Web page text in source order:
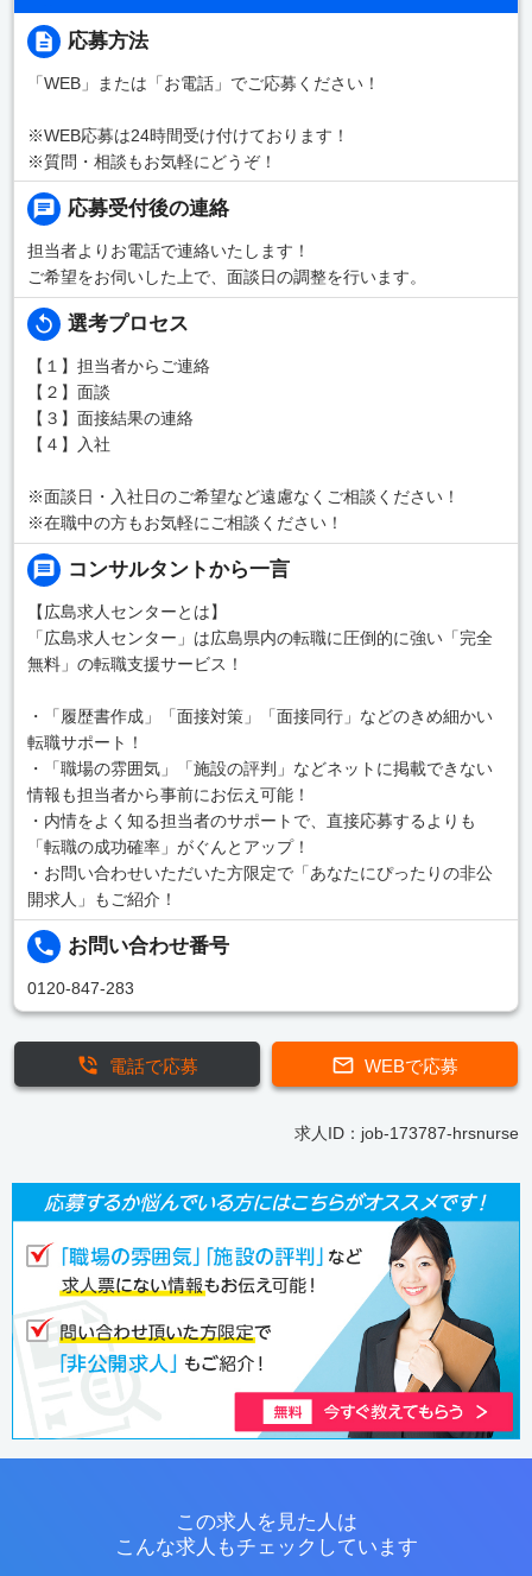
応募方法
「WEB」または「お電話」でご応募ください！
※WEB応募は24時間受け付けております！
※質問・相談もお気軽にどうぞ！
応募受付後の連絡
担当者よりお電話で連絡いたします！
ご希望をお伺いした上で、面談日の調整を行います。
選考プロセス
【１】担当者からご連絡
【２】面談
【３】面接結果の連絡
【４】入社
※面談日・入社日のご希望など遠慮なくご相談ください！
※在職中の方もお気軽にご相談ください！
コンサルタントから一言
【広島求人センターとは】
「広島求人センター」は広島県内の転職に圧倒的に強い「完全
無料」の転職支援サービス！
・「履歴書作成」「面接対策」「面接同行」などのきめ細かい
転職サポート！
・「職場の雰囲気」「施設の評判」などネットに掲載できない
情報も担当者から事前にお伝え可能！
・内情をよく知る担当者のサポートで、直接応募するよりも
「転職の成功確率」がぐんとアップ！
・お問い合わせいただいた方限定で「あなたにぴったりの非公
開求人」もご紹介！
お問い合わせ番号
0120-847-283
WEBで応募
電話で応募
求人ID：job-173787-hrsnurse
この求人を見た人は
こんな求人もチェックしています